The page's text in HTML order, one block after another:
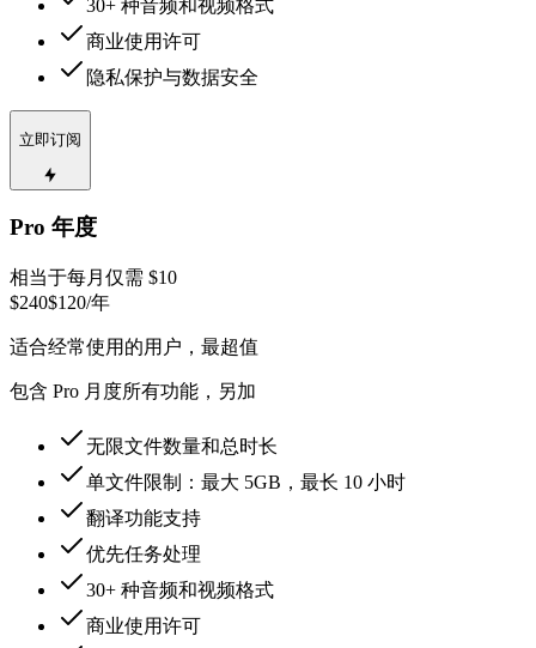
30+ 种音频和视频格式
商业使用许可
隐私保护与数据安全
立即订阅
Pro 年度
相当于每月仅需 $10
$240$120/年
适合经常使用的用户，最超值
包含 Pro 月度所有功能，另加
无限文件数量和总时长
单文件限制：最大 5GB，最长 10 小时
翻译功能支持
优先任务处理
30+ 种音频和视频格式
商业使用许可